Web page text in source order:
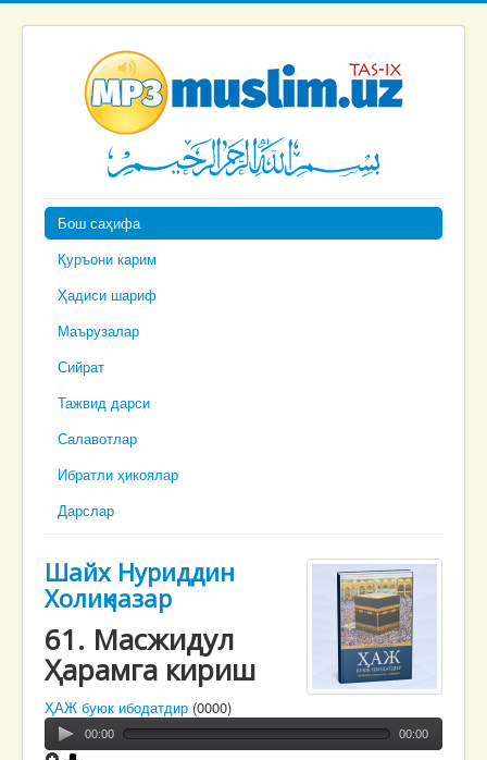
Бош саҳифа
Қуръони карим
Ҳадиси шариф
Маърузалар
Сийрат
Тажвид дарси
Салавотлар
Ибратли ҳикоялар
Дарслар
Шайх Нуриддин
Холиқназар
61. Масжидул
Ҳарамга кириш
ҲАЖ буюк ибодатдир (0000)
00:00 00:00